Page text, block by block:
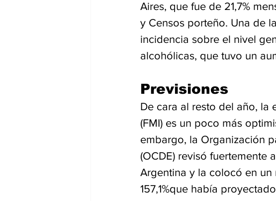
Aires, que fue de 21,7%
y Censos porteño. Una de
incidencia sobre el nivel
alcohólicas, que tuvo un
Previsiones
De cara al resto del año, la
(FMI) es un poco más
embargo, la Organización
(OCDE) revisó fuertemente
Argentina y la colocó en un
157,1%que había